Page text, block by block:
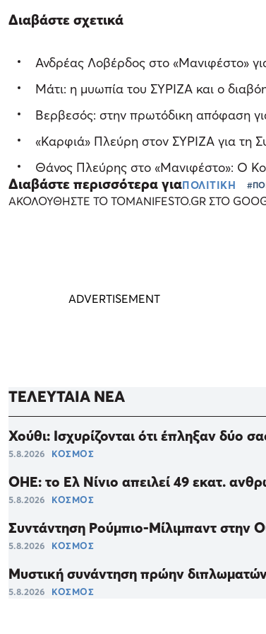
Διαβάστε σχετικά
Ανδρέας Λοβέρδος στο «Μανιφέστο»
Μάτι: η μυωπία του ΣΥΡΙΖΑ και ο
Βερβεσός: στην πρωτόδικη απόφαση
«Καρφιά» Πλεύρη στον ΣΥΡΙΖΑ για τη
Θάνος Πλεύρης στο «Μανιφέστο»: Ο
Διαβάστε περισσότερα γιαΠΟΛΙΤΙΚΗ
ΑΚΟΛΟΥΘΗΣΤΕ ΤΟ TOMANIFESTO.GR ΣΤΟ
ΤΕΛΕΥΤΑΙΑ ΝΕΑ
Χούθι: Ισχυρίζονται ότι έπληξαν δύο
5.8.2026 ΚΟΣΜΟΣ
ΟΗΕ: το Ελ Νίνιο απειλεί 49 εκατ.
5.8.2026 ΚΟΣΜΟΣ
Συντάντηση Ρούμπιο-Μίλιμπαντ στην
5.8.2026 ΚΟΣΜΟΣ
Μυστική συνάντηση πρώην
5.8.2026 ΚΟΣΜΟΣ